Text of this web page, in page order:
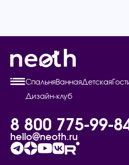
СпальняВаннаяДетская
Дизайн-клуб
8 800 775-99-
hello@neoth.ru